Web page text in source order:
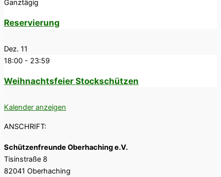
Ganztägig
Reservierung
Dez. 11
18:00 - 23:59
Weihnachtsfeier Stockschützen
Kalender anzeigen
ANSCHRIFT:
Schützenfreunde Oberhaching e.V.
Tisinstraße 8
82041 Oberhaching